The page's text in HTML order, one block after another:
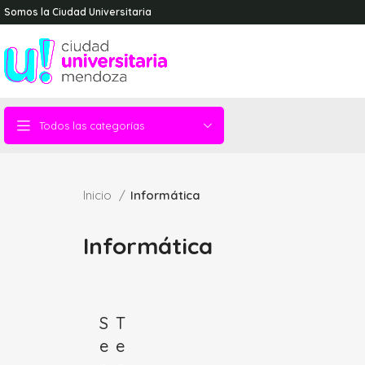
Somos la Ciudad Universitaria
Todos las categorías
Inicio Informática
Informática
S
e
T
e